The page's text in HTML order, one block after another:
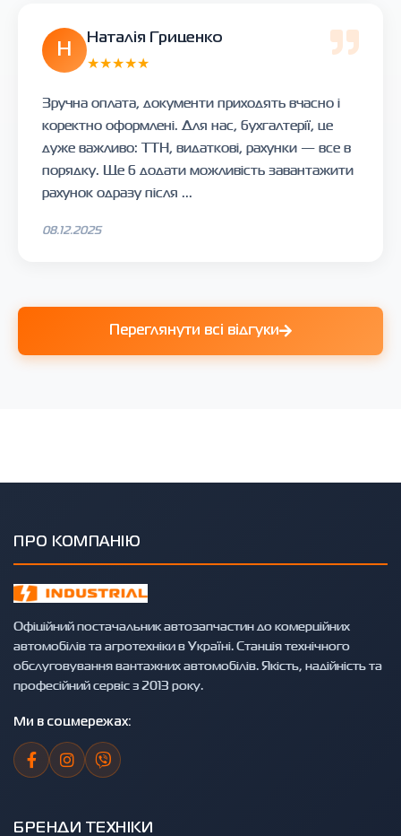
Н
Наталія Гриценко
★★★★★
Зручна оплата, документи приходять вчасно і
коректно оформлені. Для нас, бухгалтерії, це
дуже важливо: ТТН, видаткові, рахунки — все в
порядку. Ще б додати можливість завантажити
рахунок одразу після ...
08.12.2025
Переглянути всі відгуки
ПРО КОМПАНІЮ
Офіційний постачальник автозапчастин до комерційних
автомобілів та агротехніки в Україні. Станція технічного
обслуговування вантажних автомобілів. Якість, надійність та
професійний сервіс з 2013 року.
Ми в соцмережах:
БРЕНДИ ТЕХНІКИ